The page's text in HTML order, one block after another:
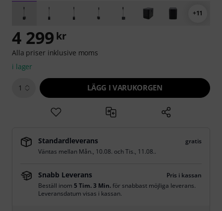
+11
4 299 kr
Alla priser inklusive moms
i lager
1 LÄGG I VARUKORGEN
Standardleverans
gratis
Väntas mellan Mån., 10.08. ochTis., 11.08..
Snabb Leverans
Pris i kassan
Beställ inom 5 Tim. 3 Min.för snabbast möjliga leverans.
Leveransdatum visas i kassan.